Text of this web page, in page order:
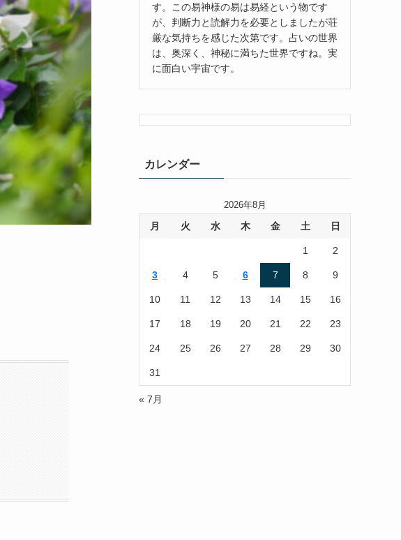
す。この易神様の易は易経という物です
が、判断力と読解力を必要としましたが荘
厳な気持ちを感じた次第です。占いの世界
は、奥深く、神秘に満ちた世界ですね。実
に面白い宇宙です。
カレンダー
2026年8月
月 火 水 木 金 土 日
1 2
3 4 5 6 7 8 9
10 11 12 13 14 15 16
17 18 19 20 21 22 23
24 25 26 27 28 29 30
31
« 7月